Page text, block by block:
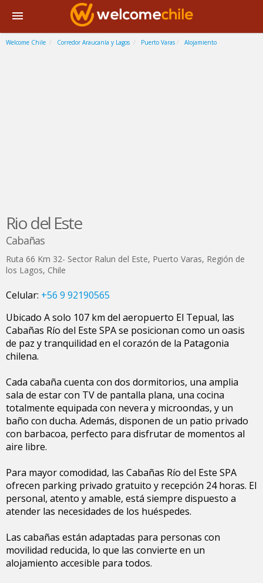
Welcome Chile Corredor Araucanía y Lagos Puerto Varas Alojamiento
Rio del Este
Cabañas
Ruta 66 Km 32- Sector Ralun del Este, Puerto Varas, Región de
los Lagos, Chile
Celular: +56 9 92190565
Ubicado A solo 107 km del aeropuerto El Tepual, las
Cabañas Río del Este SPA se posicionan como un oasis
de paz y tranquilidad en el corazón de la Patagonia
chilena.
Cada cabaña cuenta con dos dormitorios, una amplia
sala de estar con TV de pantalla plana, una cocina
totalmente equipada con nevera y microondas, y un
baño con ducha. Además, disponen de un patio privado
con barbacoa, perfecto para disfrutar de momentos al
aire libre.
Para mayor comodidad, las Cabañas Río del Este SPA
ofrecen parking privado gratuito y recepción 24 horas. El
personal, atento y amable, está siempre dispuesto a
atender las necesidades de los huéspedes.
Las cabañas están adaptadas para personas con
movilidad reducida, lo que las convierte en un
alojamiento accesible para todos.